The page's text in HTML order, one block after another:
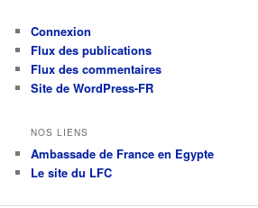
Connexion
Flux des publications
Flux des commentaires
Site de WordPress-FR
NOS LIENS
Ambassade de France en Egypte
Le site du LFC